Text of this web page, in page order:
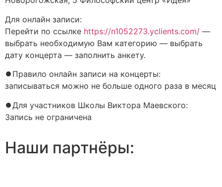
Для онлайн записи:
Перейти по ссылке https://n1052273.yclients.com/ —
выбрать необходимую Вам категорию — выбрать
дату концерта — заполнить анкету.
⏺Правило онлайн записи на концерты:
записываться можно не больше одного раза в месяц
⏺Для участников Школы Виктора Маевского:
Запись не ограничена
Наши партнёры: